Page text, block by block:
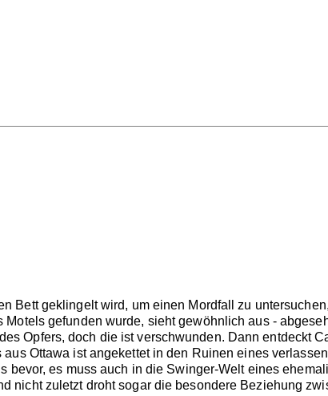
Bett geklingelt wird, um einen Mordfall zu
gefunden wurde, sieht gewöhnlich aus -
Opfers, doch die ist verschwunden. Dann entdeckt
Ottawa ist angekettet in den Ruinen eines
bevor, es muss auch in die Swinger-Welt eines
nicht zuletzt droht sogar die besondere Beziehung